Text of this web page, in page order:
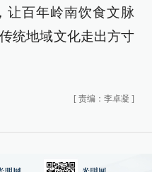
让百年岭南饮食文脉
统地域文化走出方寸
[ 责编：李卓凝 ]